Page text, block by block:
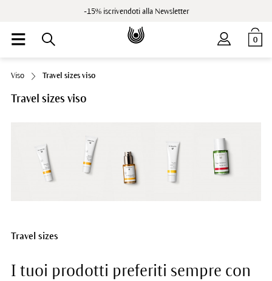
-15% iscrivendoti alla Newsletter
0
Viso Travel sizes viso
Travel sizes viso
Travel sizes
I tuoi prodotti preferiti sempre con